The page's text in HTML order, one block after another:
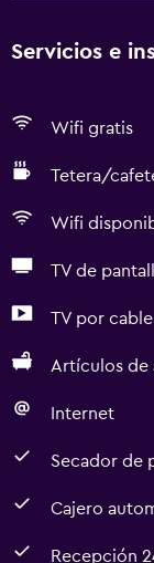
Servicios e
Wifi gratis
Tetera/
Wifi
TV de
TV por
Artículos de
Internet
Secador de
Cajero
Recepción